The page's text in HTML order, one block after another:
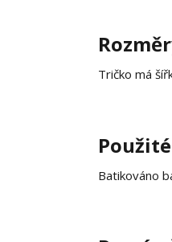
Tričko má
Batikováno